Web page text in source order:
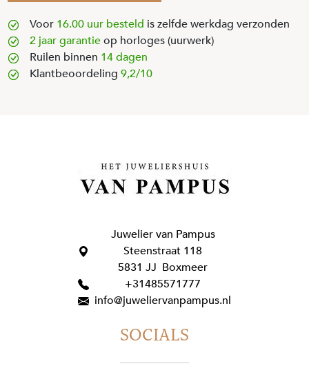
Voor 16.00 uur besteld is zelfde werkdag verzonden
2 jaar garantieop horloges (uurwerk)
Ruilen binnen 14 dagen
Klantbeoordeling 9,2/10
Juwelier van Pampus
Steenstraat 118
5831 JJ Boxmeer
+31485571777
info@juweliervanpampus.nl
SOCIALS